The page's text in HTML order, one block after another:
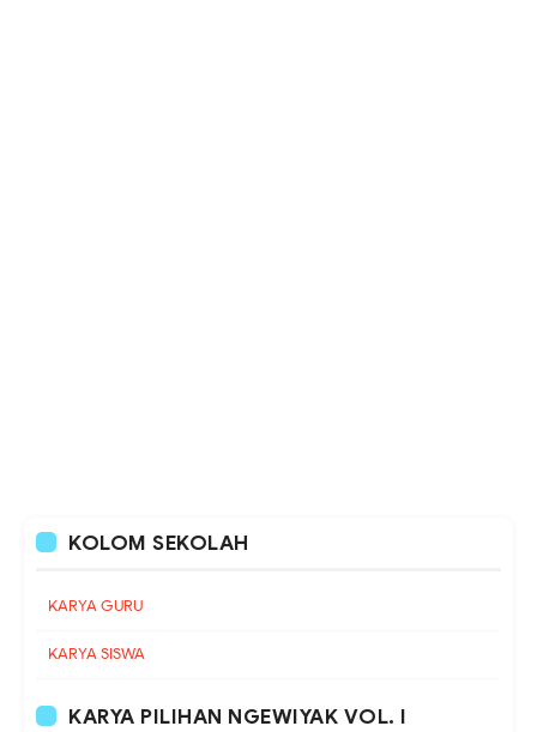
KOLOM SEKOLAH
KARYA GURU
KARYA SISWA
KARYA PILIHAN NGEWIYAK VOL. I